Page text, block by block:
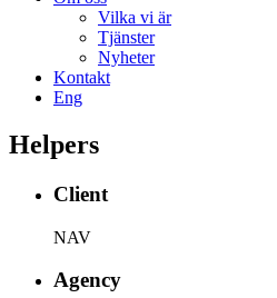
Vilka vi är
Tjänster
Nyheter
Kontakt
Eng
Helpers
Client
NAV
Agency